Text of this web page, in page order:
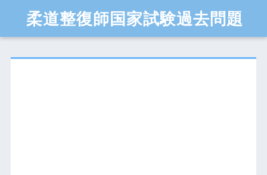
柔道整復師国家試験過去問題